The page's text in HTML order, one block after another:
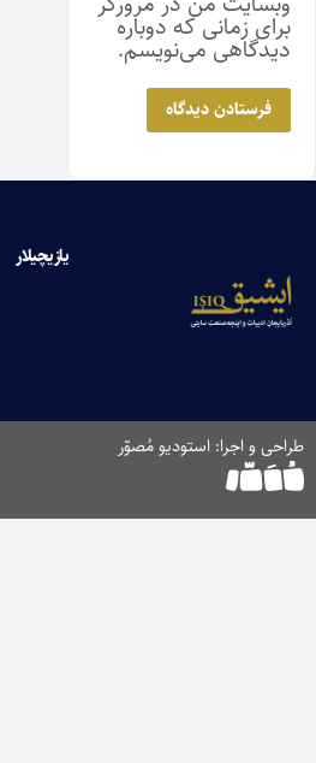
برای زمانی که دوباره
دیدگاهی می‌نویسم.
یازیچیلار
و اجرا: استودیو مُصوّر